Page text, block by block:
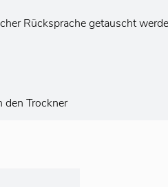
Rücksprache getauscht
Trockner